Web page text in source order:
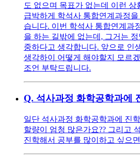
도 없으며 목표가 없는데 이런 상
급박하게 학석사 통합연계과정
습니다. 이번 학석사 통합연계과
을 하는 길밖에 없는데, 그거는
중하다고 생각합니다. 앞으로 인
생각하이 어떻게 해야할지 모르
조언 부탁드립니다.
Q. 석사과정 화학공학과에
일단 석사과정 화학공학과에 진
할량이 엄청 많은가요?? 그리고
진학해서 공부를 많이하고 싶으